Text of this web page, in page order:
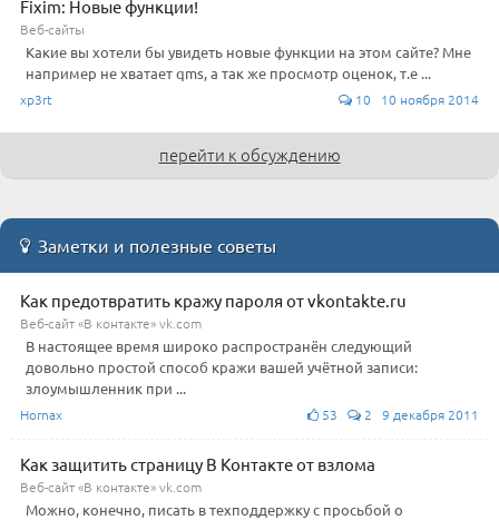
Fixim: Новые функции!
Веб-сайты
Какие вы хотели бы увидеть новые функции на этом сайте? Мне
например не хватает qms, а так же просмотр оценок, т.е ...
xp3rt 10 10 ноября 2014
перейти к обсуждению
Заметки и полезные советы
Как предотвратить кражу пароля от vkontakte.ru
Веб-сайт «В контакте» vk.com
В настоящее время широко распространён следующий
довольно простой способ кражи вашей учётной записи:
злоумышленник при ...
Hornax 53 2 9 декабря 2011
Как защитить страницу В Контакте от взлома
Веб-сайт «В контакте» vk.com
Можно, конечно, писать в техподдержку с просьбой о